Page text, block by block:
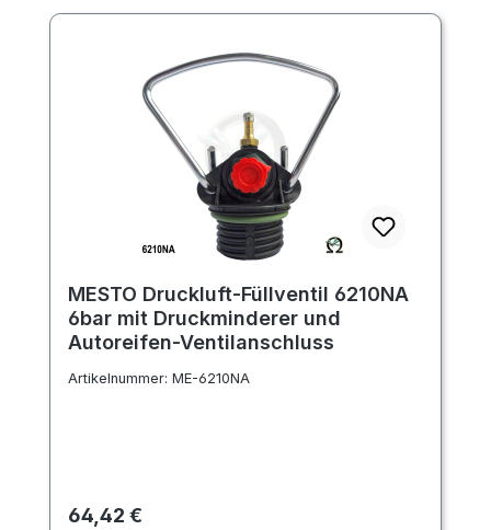
MESTO Druckluft-Füllventil 6210NA
6bar mit Druckminderer und
Autoreifen-Ventilanschluss
Artikelnummer: ME-6210NA
Regulärer Preis:
64,42 €